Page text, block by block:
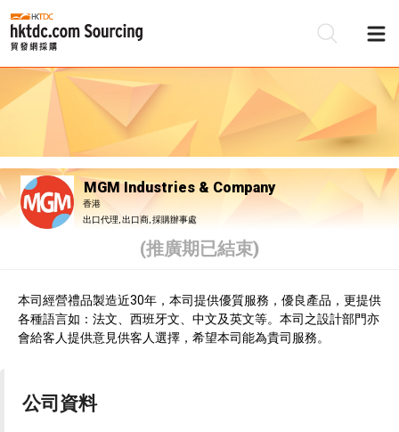
MGM Industries & Company
香港
出口代理, 出口商, 採購辦事處
(推廣期已結束)
本司經營禮品製造近30年，本司提供優質服務，優良產品，更提供
各種語言如：法文、西班牙文、中文及英文等。本司之設計部門亦
會給客人提供意見供客人選擇，希望本司能為貴司服務。
公司資料